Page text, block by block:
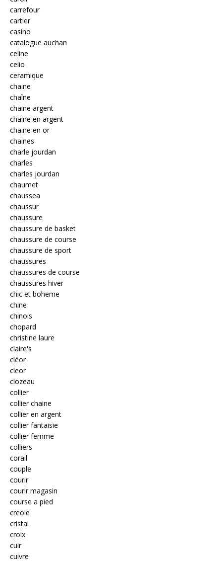
carrefour
cartier
casino
catalogue auchan
celine
celio
ceramique
chaine
chaîne
chaine argent
chaine en argent
chaine en or
chaines
charle jourdan
charles
charles jourdan
chaumet
chaussea
chaussur
chaussure
chaussure de basket
chaussure de course
chaussure de sport
chaussures
chaussures de course
chaussures hiver
chic et boheme
chine
chinois
chopard
christine laure
claire's
cléor
cleor
clozeau
collier
collier chaine
collier en argent
collier fantaisie
collier femme
colliers
corail
couple
courir
courir magasin
course a pied
creole
cristal
croix
cuir
cuivre